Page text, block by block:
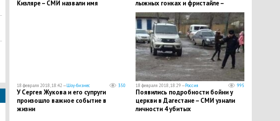
Кизляре – СМИ назвали имя
лыжных гонках и фристайле –
таблица
18 февраля 2018, 18:42 —Шоу-бизнес 350
​У Сергея Жукова и его супруги
произошло важное событие в
жизни
18 февраля 2018, 18:29 —Россия 995
​Появились подробности бойни у
церкви в Дагестане – СМИ узнали
личности 4 убитых